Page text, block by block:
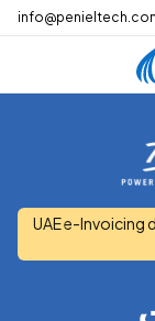
UAE e-Invoicing